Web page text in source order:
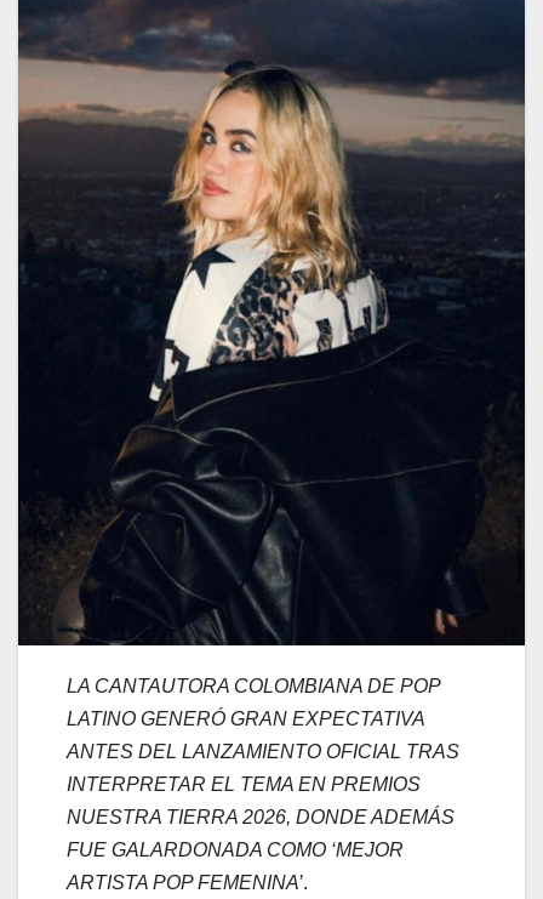
LA CANTAUTORA COLOMBIANA DE POP
LATINO GENERÓ GRAN EXPECTATIVA
ANTES DEL LANZAMIENTO OFICIAL TRAS
INTERPRETAR EL TEMA EN PREMIOS
NUESTRA TIERRA 2026, DONDE ADEMÁS
FUE GALARDONADA COMO ‘MEJOR
ARTISTA POP FEMENINA’.